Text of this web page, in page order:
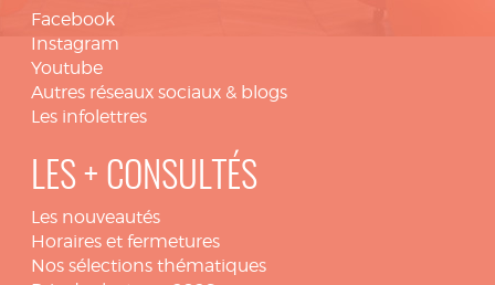
Facebook
Instagram
Youtube
Autres réseaux sociaux & blogs
Les infolettres
LES + CONSULTÉS
Les nouveautés
Horaires et fermetures
Nos sélections thématiques